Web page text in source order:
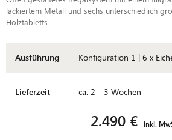
lackiertem Metall und sechs unterschiedlich
Holztabletts
Ausführung Konfiguration 1 | 6 x
Lieferzeit ca. 2 - 3 Wochen
2.490 € inkl.